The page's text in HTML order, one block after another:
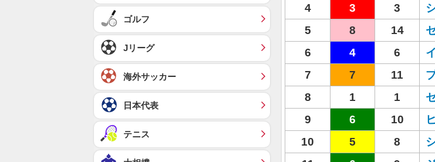
4
3 3
5
8 14
6
4 6
7
7 11
8
1 1
9
6 10
10
5 8
ゴルフ
Jリーグ
海外サッカー
日本代表
テニス